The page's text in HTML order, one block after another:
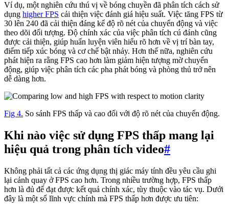
Ví dụ, một nghiên cứu thú vị về bóng chuyền đã phân tích cách sử
dụng higher FPS cải thiện việc đánh giá hiệu suất. Việc tăng FPS từ
30 lên 240 đã cải thiện đáng kể độ rõ nét của chuyển động và việc
theo dõi đối tượng. Độ chính xác của việc phân tích cú đánh cũng
được cải thiện, giúp huấn luyện viên hiểu rõ hơn về vị trí bàn tay,
điểm tiếp xúc bóng và cơ chế bật nhảy. Hơn thế nữa, nghiên cứu
phát hiện ra rằng FPS cao hơn làm giảm hiện tượng mờ chuyển
động, giúp việc phân tích các pha phát bóng và phòng thủ trở nên
dễ dàng hơn.
Fig 4. So sánh FPS thấp và cao đối với độ rõ nét của chuyển động.
Khi nào việc sử dụng FPS thấp mang lại
hiệu quả trong phân tích video#
Không phải tất cả các ứng dụng thị giác máy tính đều yêu cầu ghi
lại cảnh quay ở FPS cao hơn. Trong nhiều trường hợp, FPS thấp
hơn là đủ để đạt được kết quả chính xác, tùy thuộc vào tác vụ. Dưới
đây là một số lĩnh vực chính mà FPS thấp hơn được ưu tiên: